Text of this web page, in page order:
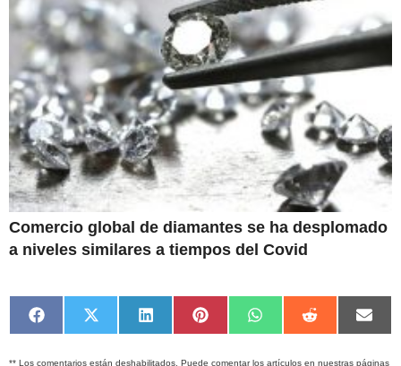
Comercio global de diamantes se ha desplomado
a niveles similares a tiempos del Covid
Compartir
en
Facebook
Compartir
en
X
Compartir
en
LinkedIn
Compartir
en
Pinterest
Compartir
en
WhatsApp
Compartir
en
Reddit
en
** Los comentarios están deshabilitados. Puede comentar los artículos en nuestras páginas